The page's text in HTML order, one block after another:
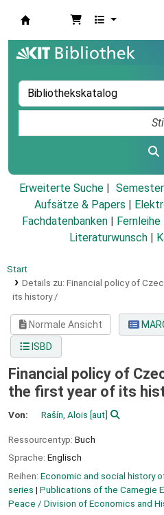
Erweiterte Suche
Aufsätze & Papers
Fachdatenbanken
Fernleihe
Literaturwunsch
Start
Details zu: Financial policy of
its history /
Normale Ansicht
ISBD
Financial policy of
the first year of its
Von: Rašín, Alois [aut]
Ressourcentyp: Buch
Sprache: Englisch
Reihen: Economic and social history
series | Publications of the Carnegie
Peace / Division of Economics and